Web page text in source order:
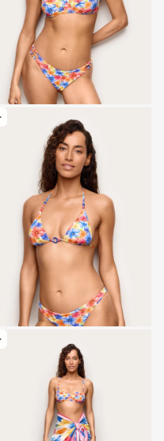
con escote bajo - Paloma
opciones: Traje de baño
- Paloma
opciones: Pareo de algodón